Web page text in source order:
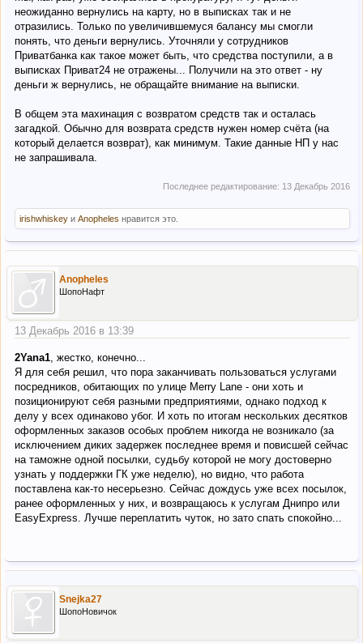
неожиданно вернулись на карту, но в выписках так и не
отразились. Только по увеличившемуся балансу мы смогли
понять, что деньги вернулись. Уточняли у сотрудников
Приватбанка как такое может быть, что средства поступили, а в
выписках Приват24 не отражены... Получили на это ответ - ну
деньги ж вернулись, не обращайте внимание на выписки.
В общем эта махинация с возвратом средств так и осталась
загадкой. Обычно для возврата средств нужен номер счёта (на
который делается возврат), как минимум. Такие данные НП у нас
не запрашивала.
Последнее редактирование: 13 Декабрь 2016
irishwhiskey и Anopheles нравится это.
Anopheles
ШопоНафт
13 Декабрь 2016 в 13:39
2Yana1 , жестко, конечно...
Я для себя решил, что пора заканчивать пользоваться услугами
посредников, обитающих по улице Merry Lane - они хоть и
позиционируют себя разными предприятиями, однако подход к
делу у всех одинаково убог. И хоть по итогам нескольких десятков
оформленных заказов особых проблем никогда не возникало (за
исключением диких задержек последнее время и повисшей сейчас
на таможне одной посылки, судьбу которой не могу достоверно
узнать у поддержки ГК уже неделю), но видно, что работа
поставлена как-то несерьезно. Сейчас дождусь уже всех посылок,
ранее оформленных у них, и возвращаюсь к услугам Днипро или
EasyExpress. Лучше переплатить чуток, но зато спать спокойно...
Snejka27
ШопоНовичок